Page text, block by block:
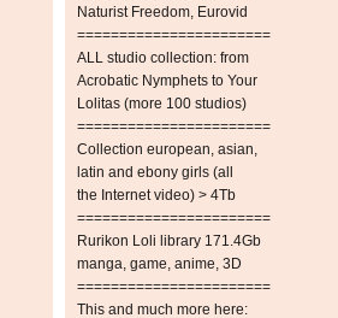
Naturist Freedom, Eurovid
=======================
ALL studio collection: from
Acrobatic Nymрhеts to Your
Lоlitаs (more 100 studios)
=======================
Collection european, asian,
latin and ebony girls (all
the Internet video) > 4Tb
=======================
Rurikon Lоli library 171.4Gb
manga, game, anime, 3D
=======================
This and much more here: